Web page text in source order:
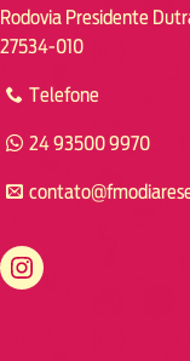
Rodovia Presidente
27534-010
Telefone
24 93500 9970
https://www.instagram.com/fmodiaresende